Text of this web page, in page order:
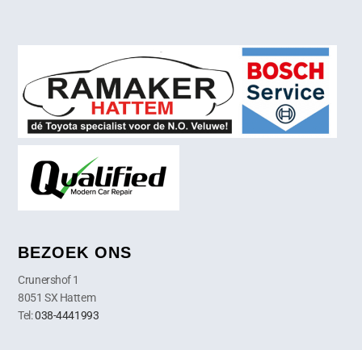
BEZOEK ONS
Crunershof 1
8051 SX Hattem
Tel:038-4441993